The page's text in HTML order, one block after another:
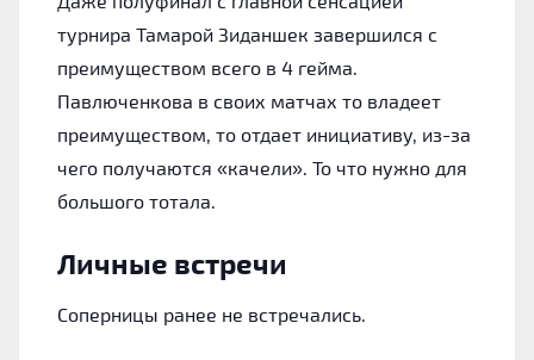
турнира Тамарой Зиданшек завершился с
преимуществом всего в 4 гейма.
Павлюченкова в своих матчах то владеет
преимуществом, то отдает инициативу, из-за
чего получаются «‎качели». То что нужно для
большого тотала.
Личные встречи
Соперницы ранее не встречались.